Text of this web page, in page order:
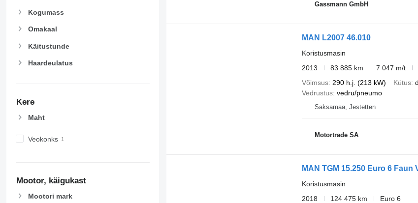
Kogumass
Omakaal
Käitustunde
Haardeulatus
Kere
Maht
Veokonks
Mootor, käigukast
Mootori mark
Gassmann GmbH
MAN L2007 46.010
Koristusmasin
2013
83 885 km 7 047 m/t
Võimsus 290 h.j. (213 kW) Kütus
Vedrustus vedru/pneumo
Saksamaa, Jestetten
Motortrade SA
MAN TGM 15.250 Euro 6 Faun
Koristusmasin
2018
124 475 km
Euro 6